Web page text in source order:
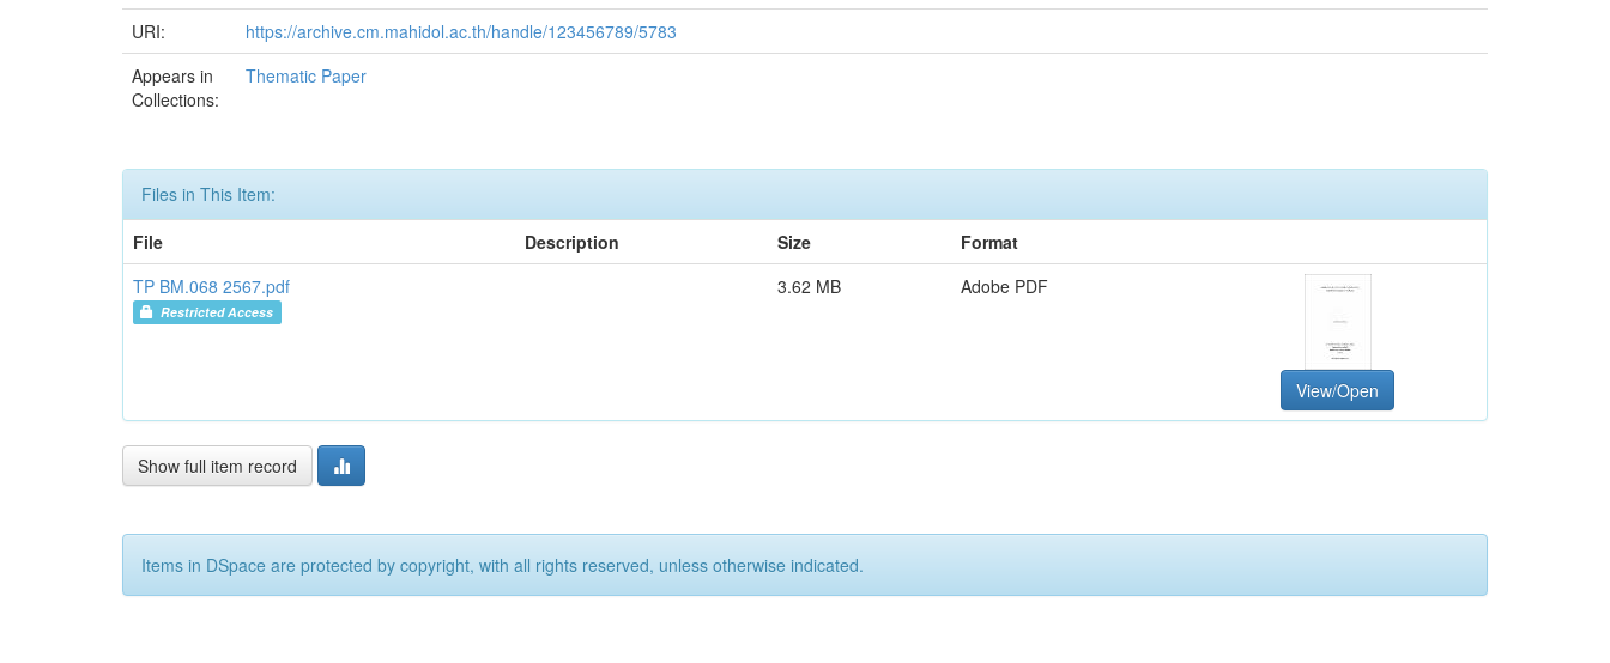
URI:
https://archive.cm.mahidol.ac.th/handle/123456789/5783
Appears in
Collections:
Thematic Paper
Files in This Item:
File
Description Size
Format
TP BM.068 2567.pdf
Restricted Access
3.62 MB Adobe PDF
View/Open
Show full item record
Items in DSpace are protected by copyright, with all rights reserved, unless otherwise indicated.